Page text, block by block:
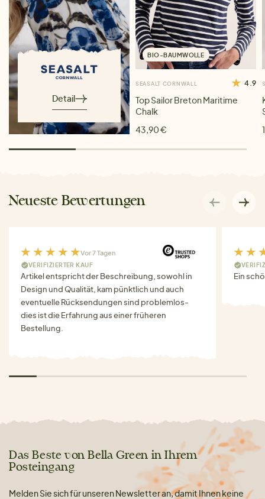
Detail
BIO-BAUMWOLLE
SEASALT CORNWALL 4.9
Top Sailor Breton Maritime
Chalk
43,90 €
Neueste Bewertungen
Vor 7 Tagen
VERIFIZIERTER KAUF
Artikel entspricht der Beschreibung, sowohl in
Design und Qualität, kam pünktlich und auch
eventuelle Rücksendungen sind problemlos-
dies ist die Erfahrung aus einer früheren
Bestellung.
Ein
Das Beste von Bella Green in Ihrem
Posteingang
Melden Sie sich für unseren Newsletter an, damit Ihnen keine